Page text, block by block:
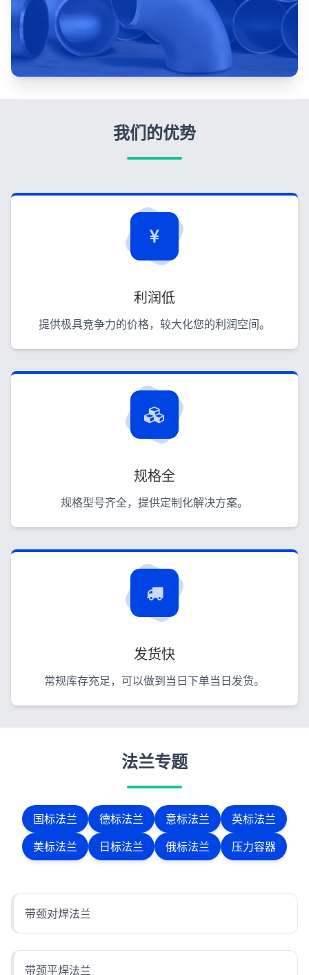
我们的优势
利润低
提供极具竞争力的价格，较大化您的利润空间。
规格全
规格型号齐全，提供定制化解决方案。
发货快
常规库存充足，可以做到当日下单当日发货。
法兰专题
国标法兰 德标法兰 意标法兰
英标法兰
美标法兰
日标法兰 俄标法兰 压力容器
带颈对焊法兰
带颈平焊法兰